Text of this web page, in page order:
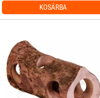
KOSÁRBA